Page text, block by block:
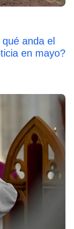
anda el
en mayo?